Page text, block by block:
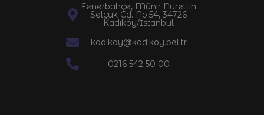
Fenerbahçe, Münir Nurettin
Selçuk Cd. No:54, 34726
Kadıköy/İstanbul
kadikoy@kadikoy.bel.tr
0216 542 50 00